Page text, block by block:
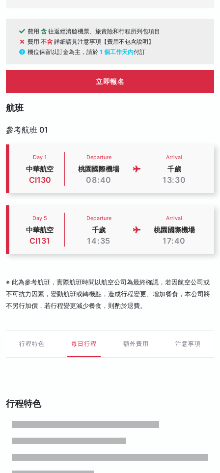
費用 含 往返經濟艙機票、旅責險和行程所列包項目
費用 不含 詳細請見注意事項【費用不包含說明】
機位保留以訂金為主，請於 1 個工作天內付訂
立即報名
航班
參考航班 01
Day 1
中華航空
CI130
Departure
桃園國際機場
08:40
Arrival
千歲
13:30
Day 5
中華航空
CI131
Departure
千歲
14:35
Arrival
桃園國際機場
17:40
※ 此為參考航班，實際航班時間以航空公司為最終確認，若因航空公司或
不可抗力因素，變動航班或轉機點，造成行程變更、增加餐食，本公司將
不另行加價，若行程變更減少餐食，則酌於退費。
行程特色 每日行程 額外費用 注意事項
行程特色